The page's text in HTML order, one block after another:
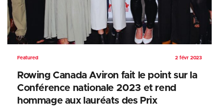
Featured 2 févr 2023
Rowing Canada Aviron fait le point sur la
Conférence nationale 2023 et rend
hommage aux lauréats des Prix